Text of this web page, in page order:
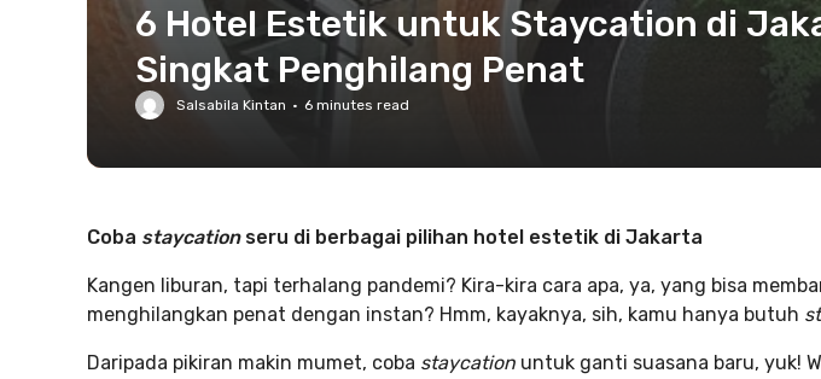
6 Hotel Estetik untuk Staycation di
Singkat Penghilang Penat
Salsabila Kintan · 6 minutes read
Coba staycation seru di berbagai pilihan hotel estetik di Jakarta
Kangen liburan, tapi terhalang pandemi? Kira-kira cara apa, ya, yang bisa
menghilangkan penat dengan instan? Hmm, kayaknya, sih, kamu hanya butuh
Daripada pikiran makin mumet, coba staycation untuk ganti suasana baru, yuk!